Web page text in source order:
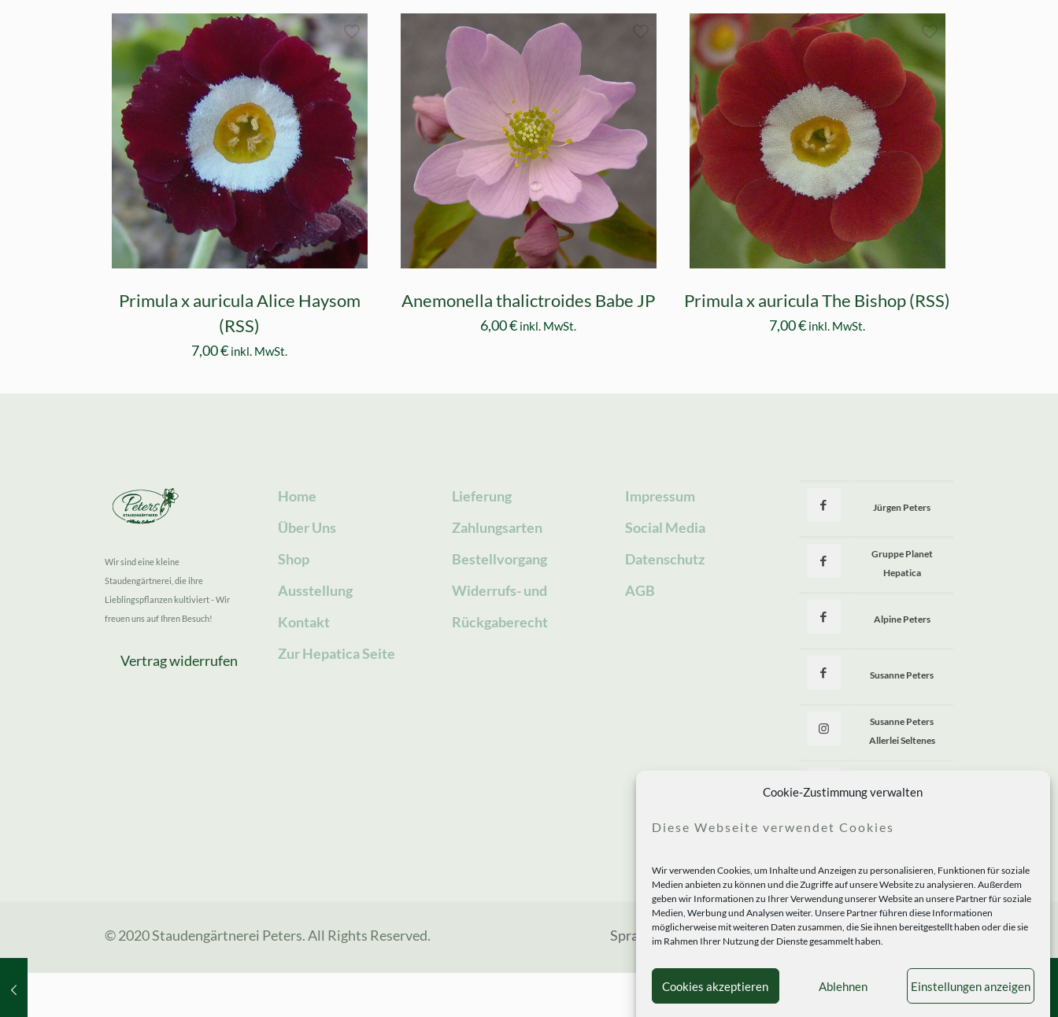
Cookie-Zustimmung verwalten
Diese Webseite verwendet Cookies
Wir verwenden Cookies, um Inhalte und Anzeigen zu personalisieren, Funktionen für soziale
Medien anbieten zu können und die Zugriffe auf unsere Website zu analysieren. Außerdem
geben wir Informationen zu Ihrer Verwendung unserer Website an unsere Partner für soziale
Medien, Werbung und Analysen weiter. Unsere Partner führen diese Informationen
möglicherweise mit weiteren Daten zusammen, die Sie ihnen bereitgestellt haben oder die sie
im Rahmen Ihrer Nutzung der Dienste gesammelt haben.
Cookies akzeptieren Ablehnen Einstellungen anzeigen
Primula x auricula Alice Haysom
(RSS)
7,00€ inkl. MwSt.
Anemonella thalictroides Babe JP
6,00€ inkl. MwSt.
Primula x auricula The Bishop (RSS)
7,00€ inkl. MwSt.
Wir sind eine kleine
Staudengärtnerei, die ihre
Lieblingspflanzen kultiviert - Wir
freuen uns auf Ihren Besuch!
Vertrag widerrufen
Home
Über Uns
Shop
Ausstellung
Kontakt
Zur Hepatica Seite
Lieferung
Zahlungsarten
Bestellvorgang
Widerrufs- und
Rückgaberecht
Impressum
Social Media
Datenschutz
AGB
Jürgen Peters
Gruppe Planet
Hepatica
Alpine Peters
Susanne Peters
Susanne Peters
Allerlei Seltenes
Allerlei Seltenes
© 2020 Staudengärtnerei Peters. All Rights Reserved. Sprachen